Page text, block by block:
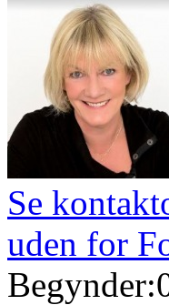
Se
uden for
Begynder: